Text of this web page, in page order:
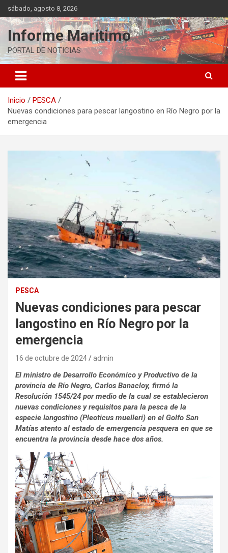
Saltar
al
contenido
sábado, agosto 8, 2026
Informe Marítimo
PORTAL DE NOTICIAS
Inicio
PESCA
Nuevas condiciones para pescar langostino en Río Negro por la
emergencia
PESCA
Nuevas condiciones para pescar
langostino en Río Negro por la
emergencia
16 de octubre de 2024 admin
El ministro de Desarrollo Económico y Productivo de la
provincia de Río Negro, Carlos Banacloy, firmó la
Resolución 1545/24 por medio de la cual se establecieron
nuevas condiciones y requisitos para la pesca de la
especie langostino (Pleoticus muelleri) en el Golfo San
Matías atento al estado de emergencia pesquera en que se
encuentra la provincia desde hace dos años.